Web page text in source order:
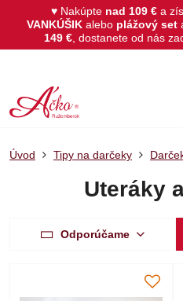
♥ Nakúpte nad 109 € a
VANKÚŠIKalebo plážový set
149 € , dostanete od nás
Úvod Tipy na darčeky
Uteráky
Odporúčame